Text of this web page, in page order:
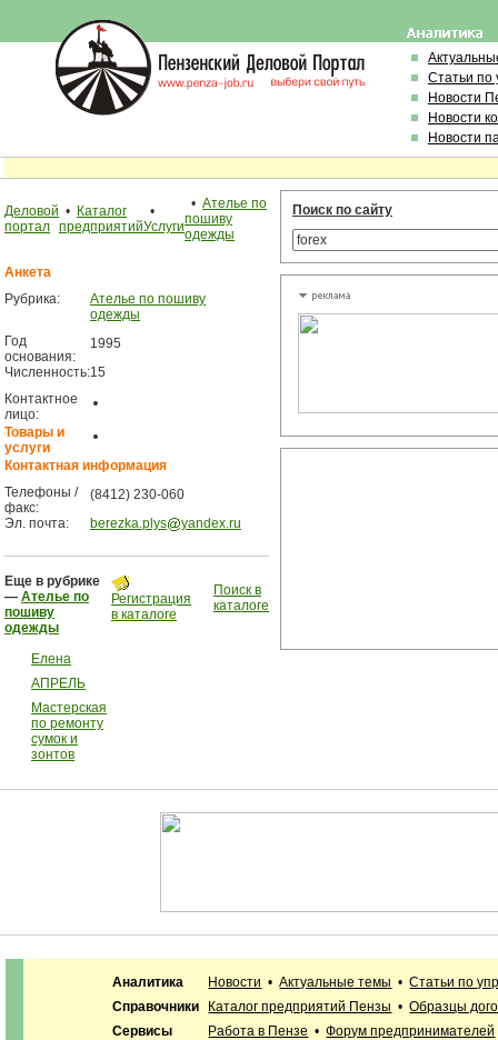
Статьи по
Новости
Новости
Новости
Деловой
портал
• Каталог
предприятий
•
Услуги
• Ателье по
пошиву
одежды
Анкета
Рубрика:
Ателье по пошиву
одежды
Год
основания:
1995
Численность:15
Контактное
лицо:
Товары и
услуги
Контактная информация
Телефоны /
факс:
(8412) 230-060
Эл. почта:
berezka.plys yandex.ru
Еще в рубрике
— Ателье по
пошиву
одежды
Елена
АПРЕЛЬ
Мастерская
по ремонту
сумок и
зонтов
Регистрация
в каталоге
Поиск в
каталоге
Поиск по сайту
Аналитика Новости •Актуальные темы •Статьи по
Справочники
Каталог предприятий Пензы •Образцы
Сервисы
Работа в Пензе •Форум предпринимателей